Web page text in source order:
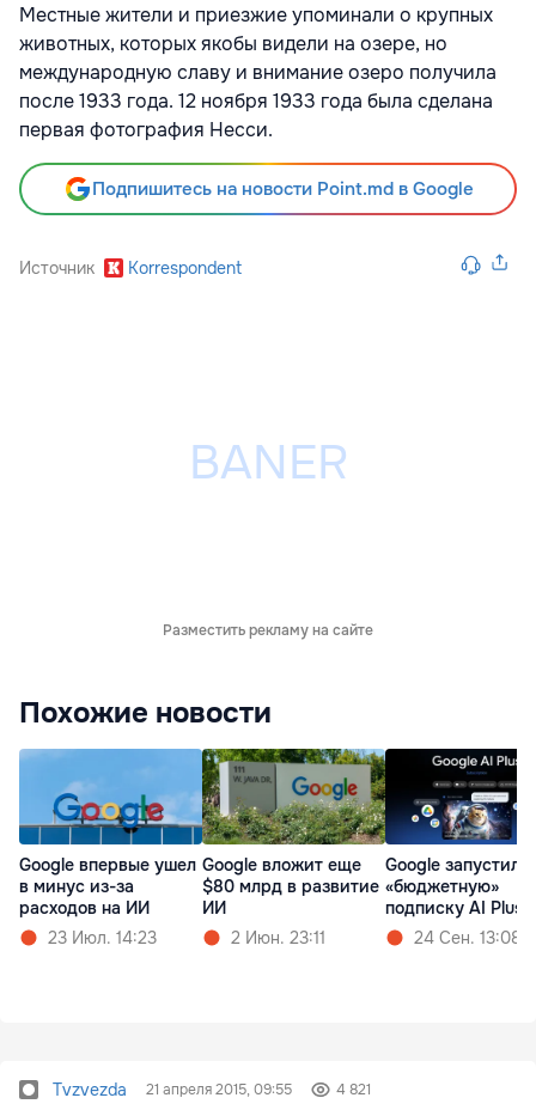
Местные жители и приезжие упоминали о крупных
животных, которых якобы видели на озере, но
международную славу и внимание озеро получила
после 1933 года. 12 ноября 1933 года была сделана
первая фотография Несси.
Подпишитесь на новости Point.md в Google
Источник Korrespondent
Разместить рекламу на сайте
Похожие новости
Google впервые ушел
в минус из-за
расходов на ИИ
23 Июл. 14:23
Google вложит еще
$80 млрд в развитие
ИИ
2 Июн. 23:11
Google запустила
«бюджетную»
подписку AI Plus
24 Сен. 13:08
Tvzvezda 21 апреля 2015, 09:55 4 821